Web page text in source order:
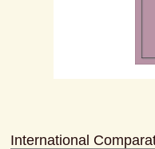
International